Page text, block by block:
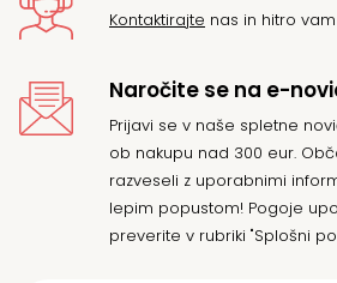
Kontaktirajte nas in hitro
Naročite se na e-
Prijavi se v naše spletne
ob nakupu nad 300 eur.
razveseli z uporabnimi
lepim popustom! Pogoje
preverite v rubriki "Splošni